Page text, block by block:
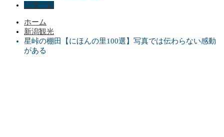
記事一覧
ホーム
新潟観光
星峠の棚田【にほんの里100選】写真では伝わらない感動
がある